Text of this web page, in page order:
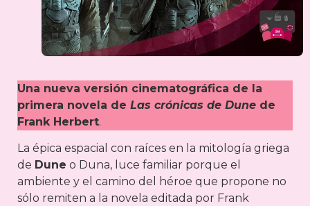
Una nueva versión cinematográfica de la
primera novela de Las crónicas de Dune de
Frank Herbert.
La épica espacial con raíces en la mitología griega
de Dune o Duna, luce familiar porque el
ambiente y el camino del héroe que propone no
sólo remiten a la novela editada por Frank